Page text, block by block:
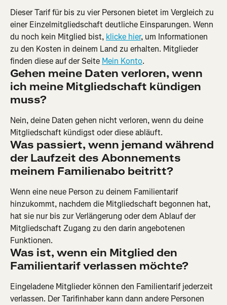
Dieser Tarif für bis zu vier Personen bietet im Vergleich zu
einer Einzelmitgliedschaft deutliche Einsparungen. Wenn
du noch kein Mitglied bist, klicke hier, um Informationen
zu den Kosten in deinem Land zu erhalten. Mitglieder
finden diese auf der Seite Mein Konto.
Gehen meine Daten verloren, wenn
ich meine Mitgliedschaft kündigen
muss?
Nein, deine Daten gehen nicht verloren, wenn du deine
Mitgliedschaft kündigst oder diese abläuft.
Was passiert, wenn jemand während
der Laufzeit des Abonnements
meinem Familienabo beitritt?
Wenn eine neue Person zu deinem Familientarif
hinzukommt, nachdem die Mitgliedschaft begonnen hat,
hat sie nur bis zur Verlängerung oder dem Ablauf der
Mitgliedschaft Zugang zu den darin angebotenen
Funktionen.
Was ist, wenn ein Mitglied den
Familientarif verlassen möchte?
Eingeladene Mitglieder können den Familientarif jederzeit
verlassen. Der Tarifinhaber kann dann andere Personen